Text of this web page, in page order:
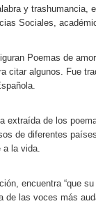
y trashumancia,
Sociales,
Poemas de
citar algunos. Fue
extraída de los
de diferentes
a la vida.
encuentra “que
de las voces más